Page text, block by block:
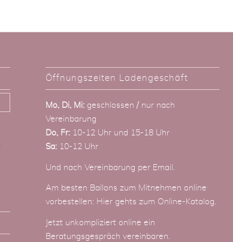
Öffnungszeiten Ladengeschäft
Mo, Di, Mi:geschlossen / nur nach
Vereinbarung
Do, Fr:10-12 Uhr und 15-18 Uhr
Sa:10-12 Uhr
Und nach Vereinbarung per Email
Am besten Ballons zum Mitnehmen online
vorbestellen: Hier gehts zum Online-Katalog.
Jetzt unkompliziert online ein
Beratungsgespräch vereinbaren.